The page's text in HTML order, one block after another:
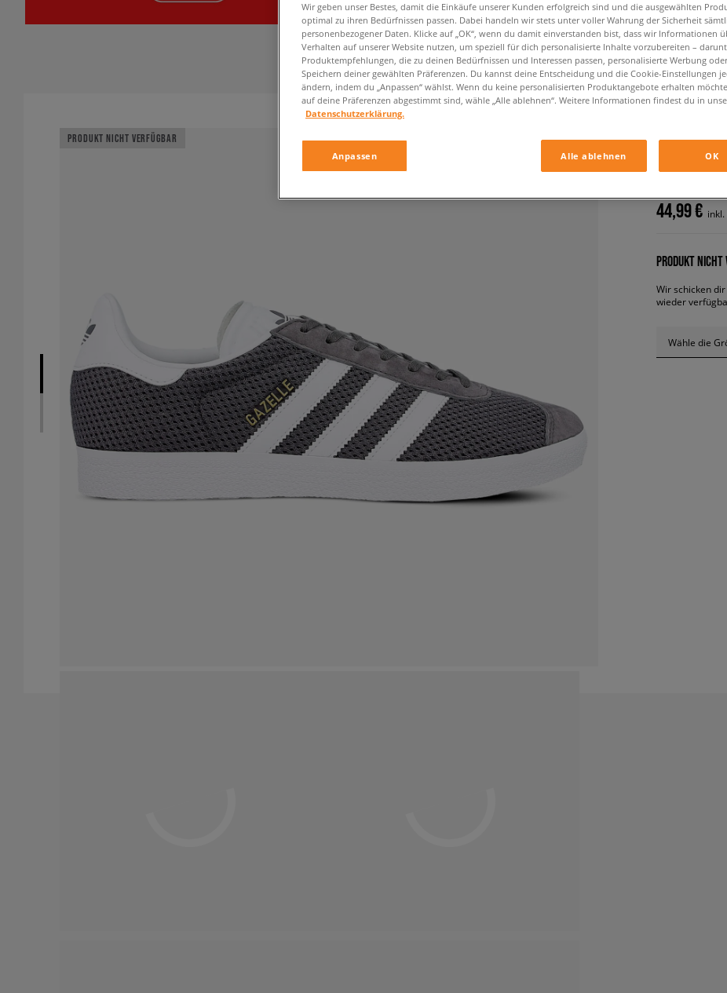
PRODUKT NICHT VERFÜGBAR
herren, adidas
44,99 € inkl.
PRODUKT NICHT
Wir schicken
wieder
Wähle die
Wir geben unser Bestes, damit die Einkäufe unserer Kunden erfolgreich sind und die ausgewählten
optimal zu ihren Bedürfnissen passen. Dabei handeln wir stets unter voller Wahrung der Sicherheit
personenbezogener Daten. Klicke auf „OK“, wenn du damit einverstanden bist, dass wir Informationen
Verhalten auf unserer Website nutzen, um speziell für dich personalisierte Inhalte vorzubereiten –
Produktempfehlungen, die zu deinen Bedürfnissen und Interessen passen, personalisierte Werbung
Speichern deiner gewählten Präferenzen. Du kannst deine Entscheidung und die Cookie-Einstellungen
ändern, indem du „Anpassen“ wählst. Wenn du keine personalisierten Produktangebote erhalten
auf deine Präferenzen abgestimmt sind, wähle „Alle ablehnen“. Weitere Informationen findest du in
Datenschutzerklärung.
Anpassen Alle ablehnen OK